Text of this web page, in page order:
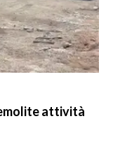
attività